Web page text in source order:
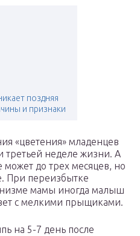
поздняя
и признаки
«цветения» младенцев
третьей неделе жизни. А
может до трех месяцев, но
При переизбытке
мамы иногда малыш
с мелкими прыщиками.
на 5-7 день после